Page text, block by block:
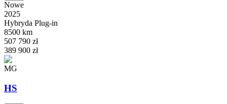
Nowe
2025
Hybryda Plug-in
8500 km
507 790 zł
389 900 zł
MG
HS